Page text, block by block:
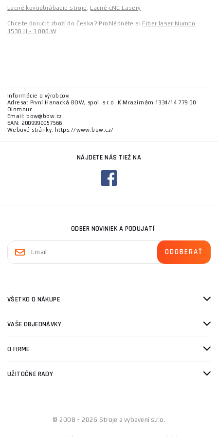
Lacné kovoobrábacie stroje, Lacné cNC Lasery
Chcete doručit zboží do Česka? Prohlédněte si Fiber laser Numco
1530 H - 1 000 W
Informácie o výrobcovi
Adresa: První Hanacká BOW, spol. s r.o. K Mrazírnám 1334/14 779 00
Olomouc
Email: bow@bow.cz
EAN: 2009990057566
Webové stránky: https://www.bow.cz/
NÁJDETE NÁS TIEŽ NA
ODBER NOVINIEK A PODUJATÍ
VŠETKO O NÁKUPE
VAŠE OBJEDNÁVKY
O FIRME
UŽITOČNÉ RADY
© 2008 - 2026 Stroje a vybavení s.r.o.